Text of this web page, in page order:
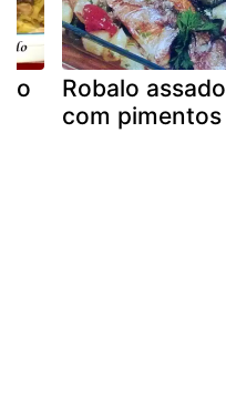
Robalo assado
com pimentos